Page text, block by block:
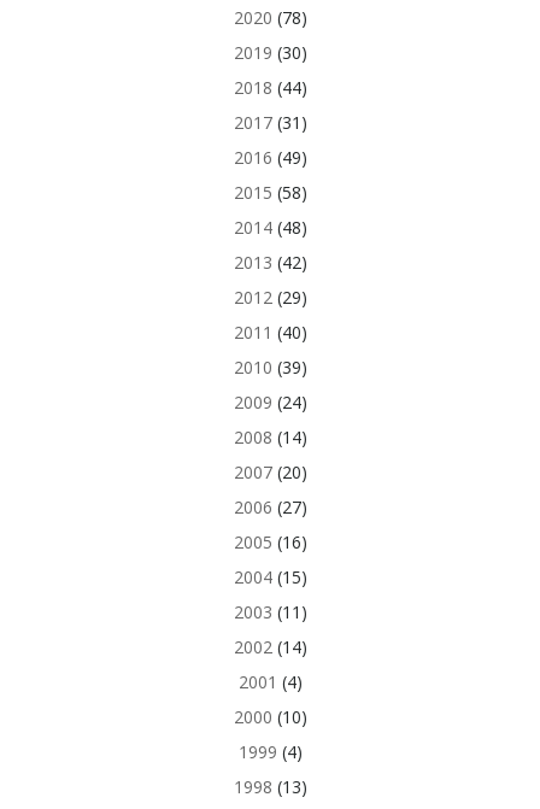
2020 (78)
2019 (30)
2018 (44)
2017(31)
2016 (49)
2015 (58)
2014(48)
2013 (42)
2012(29)
2011 (40)
2010 (39)
2009 (24)
2008 (14)
2007(20)
2006 (27)
2005 (16)
2004(15)
2003 (11)
2002(14)
2001 (4)
2000 (10)
1999 (4)
1998 (13)